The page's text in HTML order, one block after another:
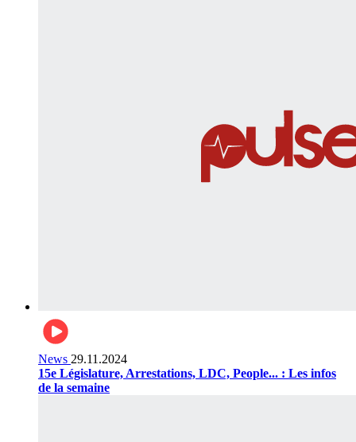
News 29.11.2024
15e Législature, Arrestations, LDC, People... : Les infos
de la semaine